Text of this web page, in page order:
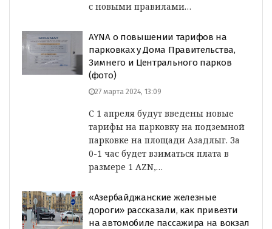
с новыми правилами…
AYNA о повышении тарифов на
парковках у Дома Правительства,
Зимнего и Центрального парков
(фото)
27 марта 2024, 13:09
С 1 апреля будут введены новые
тарифы на парковку на подземной
парковке на площади Азадлыг. За
0-1 час будет взиматься плата в
размере 1 AZN,…
«Азербайджанские железные
дороги» рассказали, как привезти
на автомобиле пассажира на вокзал